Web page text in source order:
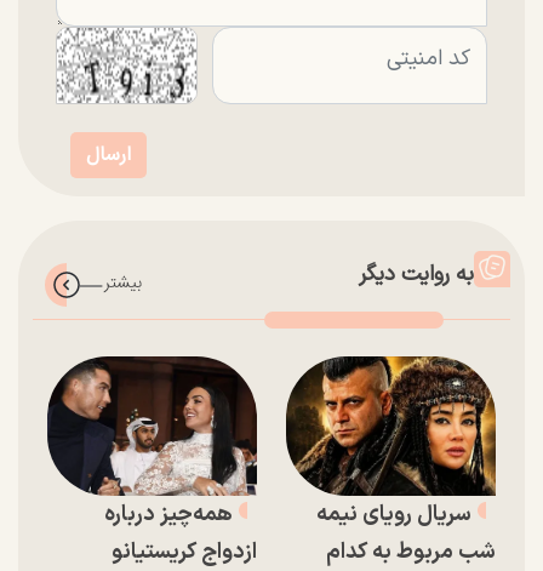
به روایت دیگر
سریال رویای نیمه
شب مربوط به کدام
همه‌چیز درباره
ازدواج کریستیانو